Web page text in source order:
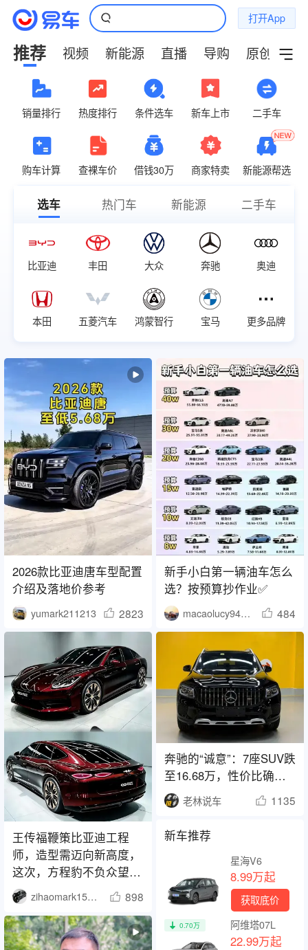
打开App
推荐 视频 新能源 直播 导购 原创 小
销量排行 热度排行 条件选车 新车上市 二手车
购车计算 查裸车价 借钱30万 商家特卖 新能源帮选
选车 热门车 新能源 二手车
比亚迪 丰田 大众 奔驰 奥迪
本田 五菱汽车 鸿蒙智行 宝马 更多品牌
2026款比亚迪唐车型配置
介绍及落地价参考
yumark211213 2823
新手小白第一辆油车怎么
选？按预算抄作业✅
macaolucy940417 484
王传福鞭策比亚迪工程
师，造型需迈向新高度，
这次，方程豹不负众望！
传福先生曾表示：
zihaomark150415 898
奔驰的“诚意”：7座SUV跌
至16.68万，性价比确实
高 老林说车 1135
新车推荐
星海V6
8.99万起
获取底价
阿维塔07L
22.99万起
0.70万